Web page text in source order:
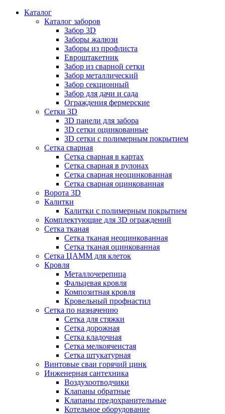
Каталог
Каталог заборов
Забор 3D
Заборы жалюзи
Заборы из профлиста
Евроштакетник
Забор из сварной сетки
Забор металлический
Забор секционный
Забор для дачи и сада
Ограждения фермерские
Сетки 3D
3D панели для забора
3D сетки оцинкованные
3D сетки с полимерным покрытием
Сетка сварная
Сетка сварная в картах
Сетка сварная в рулонах
Сетка сварная неоцинкованная
Сетка сварная оцинкованная
Ворота 3D
Калитки
Калитки с полимерным покрытием
Комплектующие для 3D ограждений
Сетка тканая
Сетка тканая неоцинкованная
Сетка тканая оцинкованная
Сетка ЦАММ для клеток
Кровля
Металлочерепица
Фальцевая кровля
Композитная кровля
Кровельный профнастил
Сетка по назначению
Сетка для стяжки
Сетка дорожная
Сетка кладочная
Сетка мелкоячеистая
Сетка штукатурная
Винтовые сваи горячий цинк
Инженерная сантехника
Воздухоотводчики
Клапаны обратные
Клапаны предохранительные
Котельное оборудование